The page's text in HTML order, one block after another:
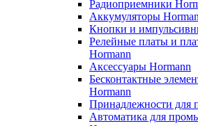
Радиоприемники
Аккумуляторы
Кнопки и
Релейные платы и
Hormann
Аксессуары Hormann
Бесконтактные
Hormann
Принадлежности для
Автоматика для